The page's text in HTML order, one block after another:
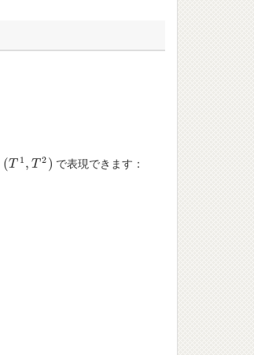
(T 1 , T 2 )
(T1,T 2)
で表現できます：